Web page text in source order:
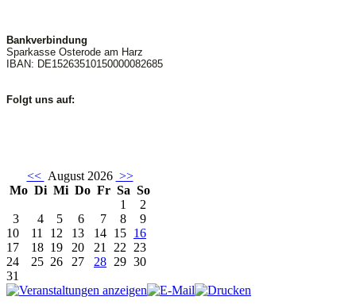
Bankverbindung
Sparkasse Osterode am Harz
IBAN: DE15263510150000082685
Folgt uns auf:
<< August 2026 >>
Mo Di Mi Do Fr Sa So
1
2
3
4 5 6 7 8
9
10
11 12 13 14 15 16
17
18 19 20 21 22 23
24
25 26 27 28 29 30
31